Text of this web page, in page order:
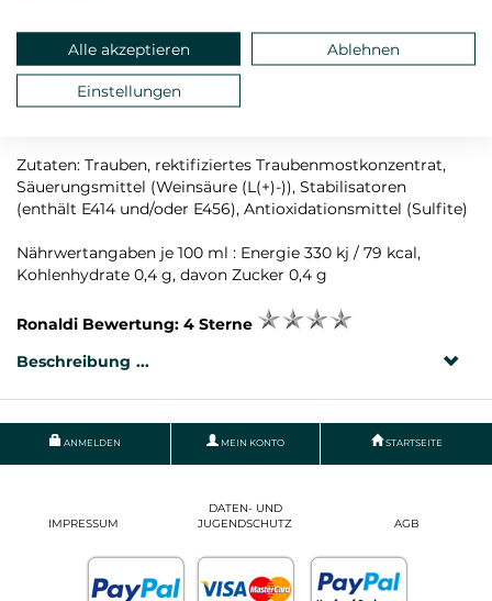
Restzucker: 3,90 g/l
Allergenhinweis: enthält Sulfite
Verschluss: Naturkorken
Land: Italien, Anbauregion: Südtirol
Zutaten: Trauben, rektifiziertes Traubenmostkonzentrat,
Säuerungsmittel (Weinsäure (L(+)-)), Stabilisatoren
(enthält E414 und/oder E456), Antioxidationsmittel (Sulfite)
Nährwertangaben je 100 ml : Energie 330 kj / 79 kcal,
Kohlenhydrate 0,4 g, davon Zucker 0,4 g
Ronaldi Bewertung: 4 Sterne
Beschreibung
ANMELDEN MEIN KONTO STARTSEITE
IMPRESSUM
DATEN- UND
JUGENDSCHUTZ
AGB
Alle akzeptieren Ablehnen
Einstellungen